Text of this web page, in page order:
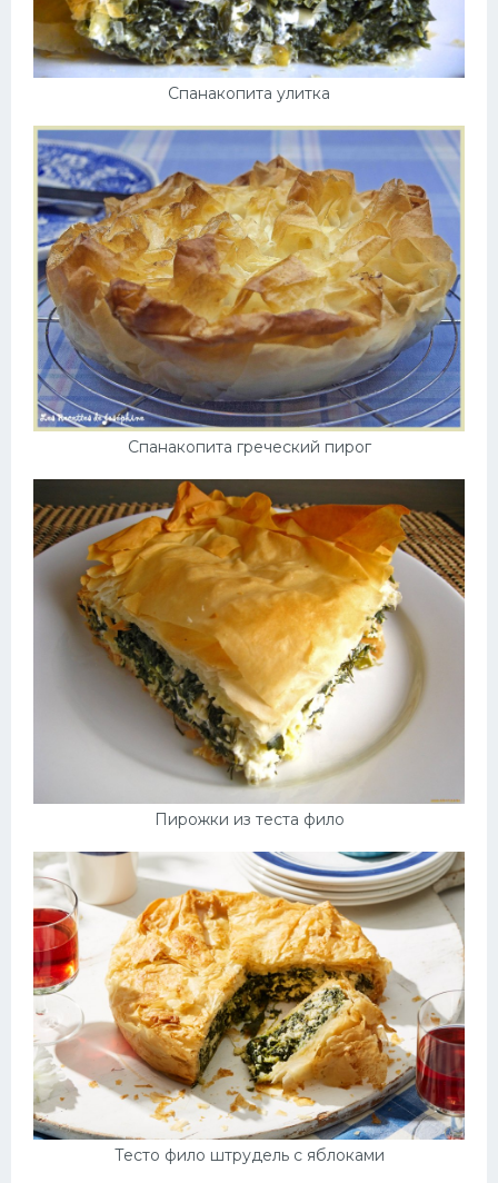
Спанакопита улитка
Спанакопита греческий пирог
Пирожки из теста фило
Тесто фило штрудель с яблоками